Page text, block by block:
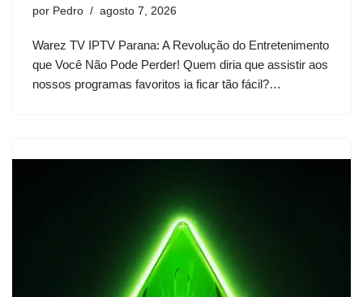
por Pedro agosto 7, 2026
Warez TV IPTV Parana: A Revolução do Entretenimento
que Você Não Pode Perder! Quem diria que assistir aos
nossos programas favoritos ia ficar tão fácil?…